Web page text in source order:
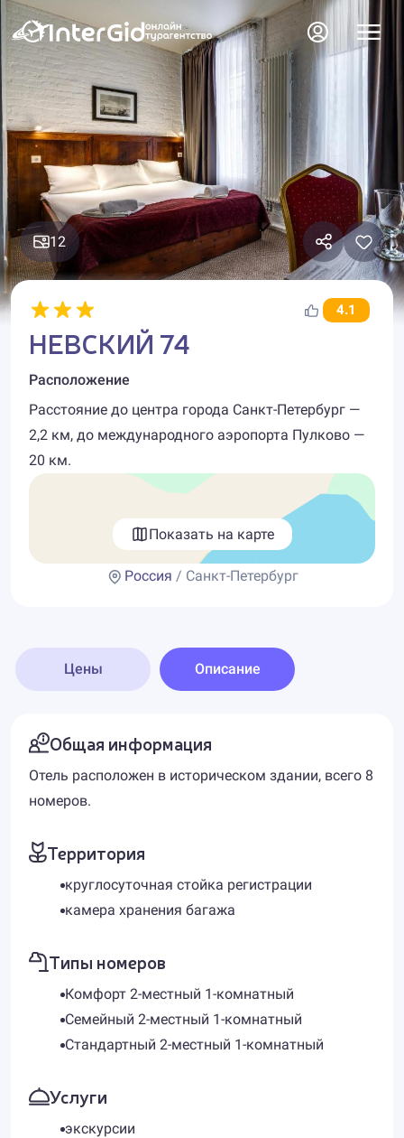
12
4.1
НЕВСКИЙ 74
Расположение
Расстояние до центра города Санкт-Петербург —
2,2 км, до международного аэропорта Пулково —
20 км.
Показать на карте
Россия / Санкт-Петербург
Цены Описание
Общая информация
Отель расположен в историческом здании, всего 8
номеров.
Территория
круглосуточная стойка регистрации
камера хранения багажа
Типы номеров
Комфорт 2-местный 1-комнатный
Семейный 2-местный 1-комнатный
Стандартный 2-местный 1-комнатный
Услуги
экскурсии